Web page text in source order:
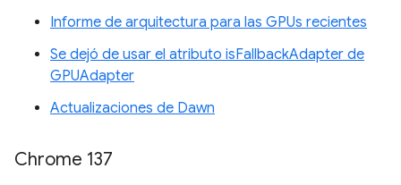
Informe de arquitectura para las GPUs recientes
Se dejó de usar el atributo isFallbackAdapter de
GPUAdapter
Actualizaciones de Dawn
Chrome 137